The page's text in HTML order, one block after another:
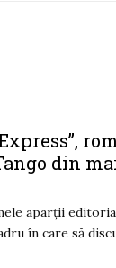
din
aparții
în care să